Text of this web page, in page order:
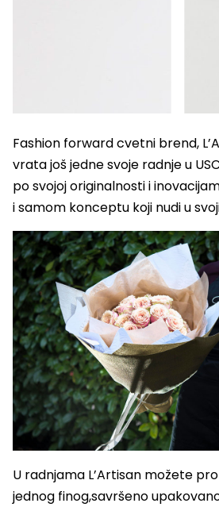
Fashion forward cvetni brend,
vrata još jedne svoje radnje u
po svojoj originalnosti i
i samom konceptu koji nudi u
U radnjama L’Artisan možete
jednog finog,savršeno